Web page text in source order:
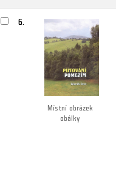
6.
Místní obrázek
obálky